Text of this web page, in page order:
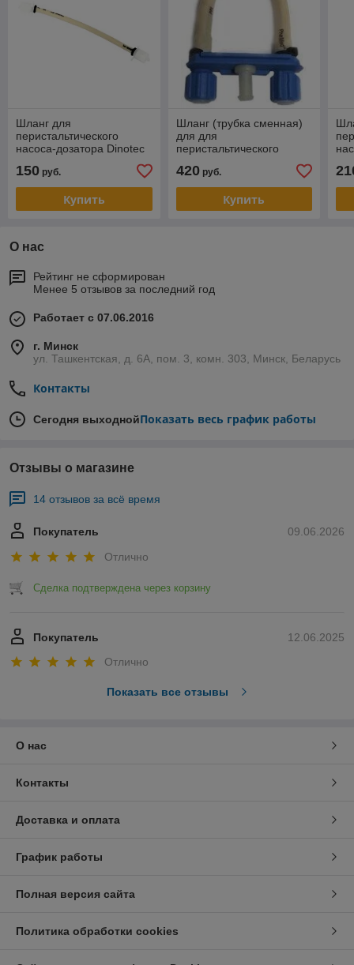
Шланг для
перистальтического
насоса-дозатора Dinotec
dinodos 6,0х4,0мм (длина
115 мм), 1,5 л/час
150 руб.
Купить
Шланг (трубка сменная)
для для
перистальтического
держателем PS 138-
3,2x1,6 Ph
420руб.
Купить
О нас
Рейтинг не сформирован
Менее 5 отзывов за последний год
Работает с 07.06.2016
г. Минск
ул. Ташкентская, д. 6А, пом. 3, комн. 303, Минск, Беларусь
Контакты
Сегодня выходнойПоказать весь график работы
Отзывы о магазине
14 отзывов за всё время
09.06.2026
Покупатель
Отлично
Сделка подтверждена через корзину
12.06.2025
Покупатель
Отлично
Показать все отзывы
О нас
Контакты
Доставка и оплата
График работы
Полная версия сайта
Политика обработки cookies